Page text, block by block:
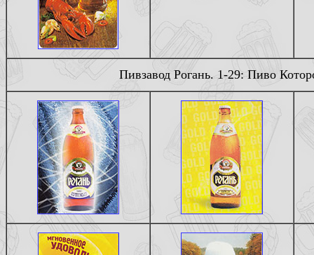
Пивзавод Рогань. 1-29: Пиво